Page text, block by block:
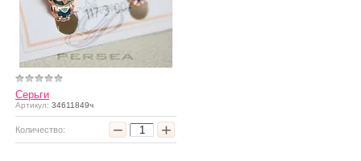
Серьги
Артикул: 34611849ч
Количество: − +